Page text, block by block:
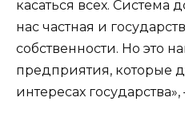
касаться всех. Система
нас частная и
собственности. Но это
предприятия, которые
интересах